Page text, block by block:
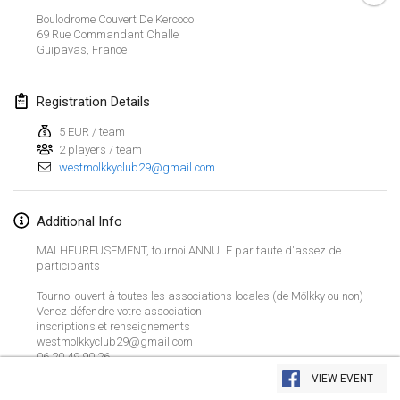
View list
Boulodrome Couvert De Kercoco
69 Rue Commandant Challe
Guipavas France
Registration Details
5 EUR / team
2 players / team
westmolkkyclub29@gmail.com
Additional Info
MALHEUREUSEMENT, tournoi ANNULE par faute d'assez de
participants
Tournoi ouvert à toutes les associations locales (de Mölkky ou non)
Venez défendre votre association
inscriptions et renseignements
westmolkkyclub29@gmail.com
06 20 49 90 26
VIEW EVENT
February 2019
Feb 2, 2019 |Finland
Lumi Mölkky
Feb 9, 2019|Finland
Tournoi de la St Valentin
Feb 16, 2019|Finland
Indoor des Bouchons